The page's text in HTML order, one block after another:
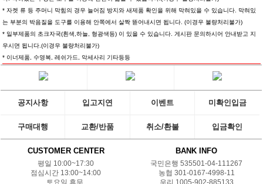
* 자켓 류 등 주머니 막힘의 경우 늘어짐 방지와 새제품 확인을 위해 막혀있을 수 있습니다. 막혀있
는 부분의 박음질을 도구를 이용해 안쪽에서 살짝 뜯어내시면 됩니다. (이경우 불량처리불가)
* 일부제품의 초크자국(흰색,하늘, 형광색등) 이 있을 수 있습니다. 게시판 문의하시어 안내받고 지
우시면 됩니다.(이경우 불량처리불가)
* 이너제품, 수영복, 레쉬가드, 악세사리 기타등등
공지사항 입고지연 이벤트 미확인입금
구매대행 교환/반품 취소/환불 입금확인
CUSTOMER CENTER
평일 10:00~17:30
점심시간 13:00~14:00
토요일 휴무.
BANK INFO
국민은행 535501-04-111267
농협 301-0167-4998-11
우리 1005-902-885133